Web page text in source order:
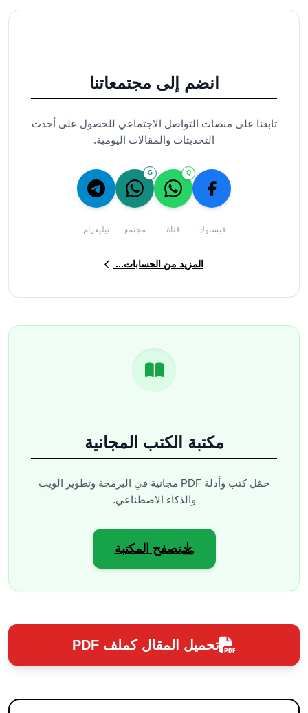
انضم إلى مجتمعاتنا
تابعنا على منصات التواصل الاجتماعي للحصول على أحدث
التحديثات والمقالات اليومية.
Q
G
فيسبوك قناة مجتمع تيليغرام
المزيد من الحسابات...
مكتبة الكتب المجانية
حمّل كتب وأدلة PDF مجانية في البرمجة وتطوير الويب
والذكاء الاصطناعي.
تصفح المكتبة
تحميل المقال كملف PDF